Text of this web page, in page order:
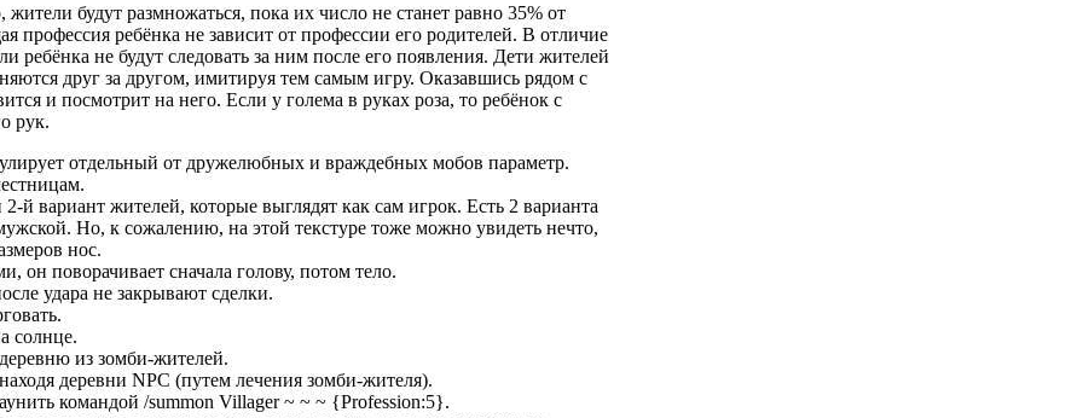
будут размножаться, пока их число не станет равно 35% от
профессия ребёнка не зависит от профессии его родителей. В отличие
ребёнка не будут следовать за ним после его появления. Дети жителей
друг за другом, имитируя тем самым игру. Оказавшись рядом с
и посмотрит на него. Если у голема в руках роза, то ребёнок с
рук.
отдельный от дружелюбных и враждебных мобов параметр.
вариант жителей, которые выглядят как сам игрок. Есть 2 варианта
Но, к сожалению, на этой текстуре тоже можно увидеть нечто,
нос.
он поворачивает сначала голову, потом тело.
удара не закрывают сделки.
солнце.
из зомби-жителей.
деревни NPC (путем лечения зомби-жителя).
командой /summon Villager ~ ~ ~ {Profession:5}.